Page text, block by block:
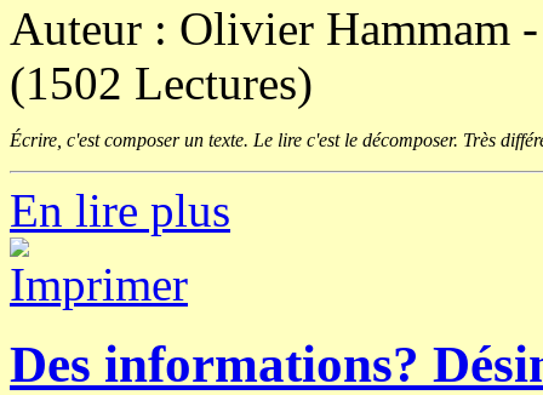
Auteur : Olivier Hammam
(1502 Lectures)
Écrire, c'est composer un texte. Le lire c'est le décomposer. Très
En lire plus
Des informations?